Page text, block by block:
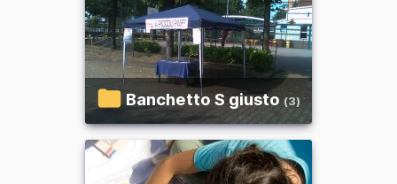
Banchetto S giusto (3)